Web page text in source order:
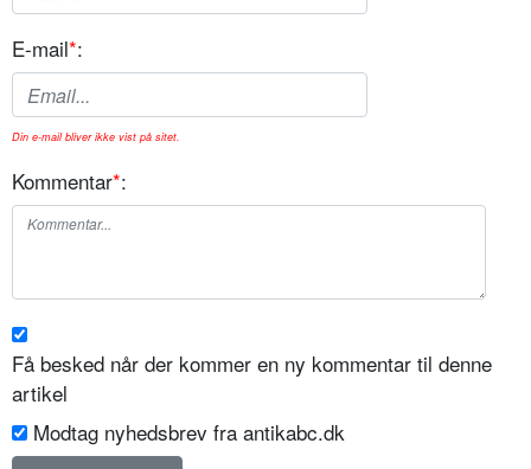
E-mail*:
Din e-mail bliver ikke vist på sitet.
Kommentar*:
Få besked når der kommer en ny kommentar til denne
artikel
Modtag nyhedsbrev fra antikabc.dk